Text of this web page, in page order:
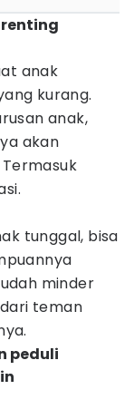
anak
kurang.
anak,
akan
tunggal, bisa
minder
teman
peduli